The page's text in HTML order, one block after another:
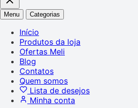
Menu Categorias
Início
Produtos da loja
Ofertas Meli
Blog
Contatos
Quem somos
Lista de desejos
Minha conta